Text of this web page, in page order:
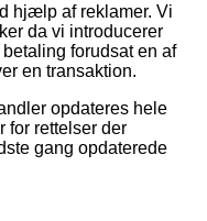
hjælp af reklamer. Vi
da vi introducerer
forudsat en af
en transaktion.
opdateres hele
for rettelser der
gang opdaterede